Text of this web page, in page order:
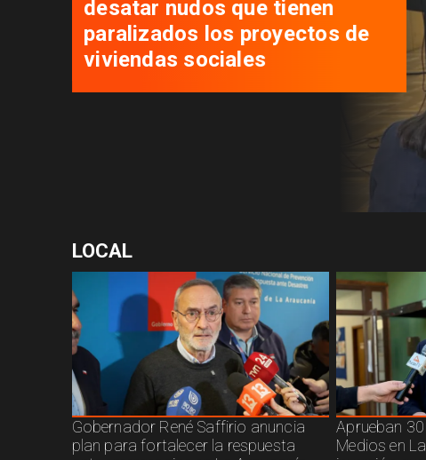
desatar nudos que tienen
paralizados los proyectos de
viviendas sociales
LOCAL
Gobernador René Saffirio anuncia
plan para fortalecer la respuesta
Aprueban
Medios en